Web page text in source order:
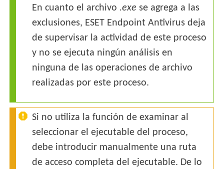
En cuanto el archivo .exe se agrega a las
exclusiones, ESET Endpoint Antivirus deja
de supervisar la actividad de este proceso
y no se ejecuta ningún análisis en
ninguna de las operaciones de archivo
realizadas por este proceso.
Si no utiliza la función de examinar al
seleccionar el ejecutable del proceso,
debe introducir manualmente una ruta
de acceso completa del ejecutable. De lo